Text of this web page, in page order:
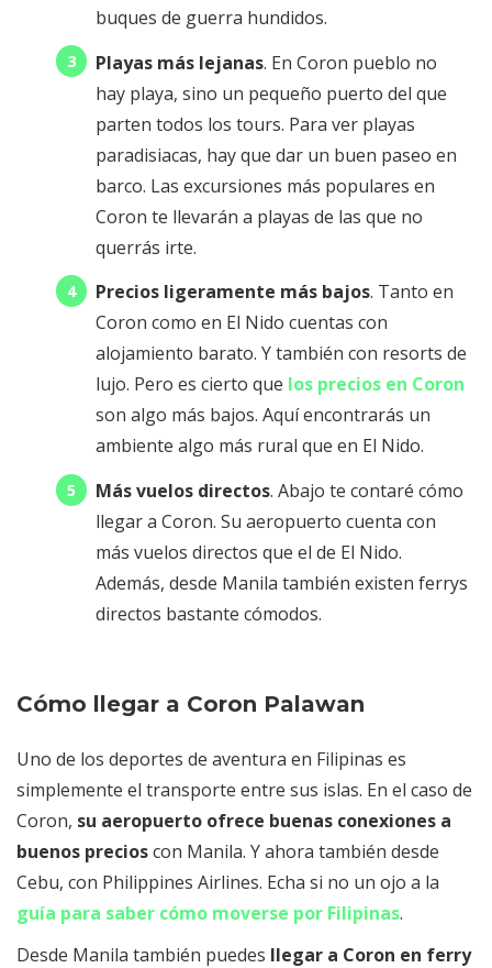
buques de guerra hundidos.
Playas más lejanas. En Coron pueblo no
hay playa, sino un pequeño puerto del que
parten todos los tours. Para ver playas
paradisiacas, hay que dar un buen paseo en
barco. Las excursiones más populares en
Coron te llevarán a playas de las que no
querrás irte.
Precios ligeramente más bajos. Tanto en
Coron como en El Nido cuentas con
alojamiento barato. Y también con resorts de
lujo. Pero es cierto que los precios en Coron
son algo más bajos. Aquí encontrarás un
ambiente algo más rural que en El Nido.
Más vuelos directos. Abajo te contaré cómo
llegar a Coron. Su aeropuerto cuenta con
más vuelos directos que el de El Nido.
Además, desde Manila también existen ferrys
directos bastante cómodos.
Cómo llegar a Coron Palawan
Uno de los deportes de aventura en Filipinas es
simplemente el transporte entre sus islas. En el caso de
Coron, su aeropuerto ofrece buenas conexiones a
buenos precioscon Manila. Y ahora también desde
Cebu, con Philippines Airlines. Echa si no un ojo a la
guía para saber cómo moverse por Filipinas.
Desde Manila también puedes llegar a Coron en ferry